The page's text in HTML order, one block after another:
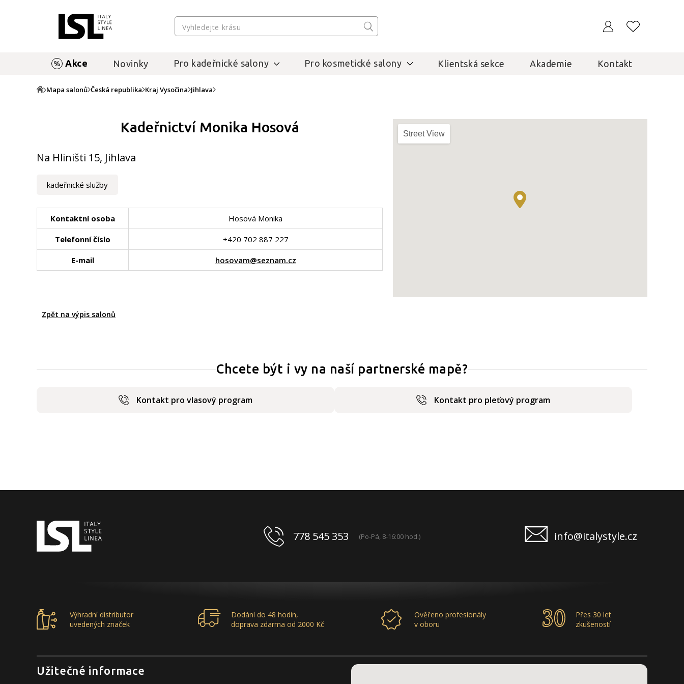
Akce Novinky Pro kadeřnické salony Pro kosmetické salony Klientská sekce Akademie Kontakt
Mapa salonů Česká republika Kraj Vysočina Jihlava
Kadeřnictví Monika Hosová
Na Hliništi 15, Jihlava
kadeřnické služby
Kontaktní osoba Hosová Monika
Telefonní číslo +420 702 887 227
E-mail hosovam@seznam.cz
Street View
Zpět na výpis salonů
Chcete být i vy na naší partnerské mapě?
Kontakt pro vlasový program Kontakt pro pleťový program
778 545 353 (Po-Pá, 8-16:00 hod.) info@italystyle.cz
Výhradní distributor
uvedených značek
Dodání do 48 hodin,
doprava zdarma od 2000 Kč
Ověřeno profesionály
v oboru
Přes 30 let
zkušeností
Užitečné informace